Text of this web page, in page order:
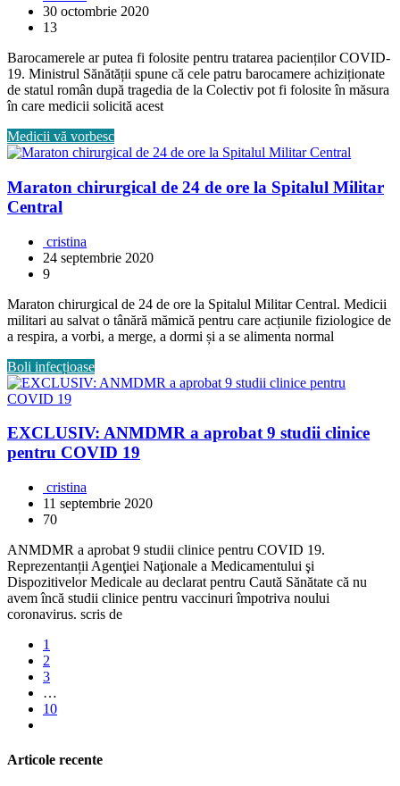
30 octombrie 2020
13
Barocamerele ar putea fi folosite pentru tratarea pacienților COVID-
19. Ministrul Sănătății spune că cele patru barocamere achiziționate
de statul român după tragedia de la Colectiv pot fi folosite în măsura
în care medicii solicită acest
Medicii vă vorbesc
Maraton chirurgical de 24 de ore la Spitalul Militar
Central
cristina
24 septembrie 2020
9
Maraton chirurgical de 24 de ore la Spitalul Militar Central. Medicii
militari au salvat o tânără mămică pentru care acțiunile fiziologice de
a respira, a vorbi, a merge, a dormi și a se alimenta normal
Boli infecțioase
EXCLUSIV: ANMDMR a aprobat 9 studii clinice
pentru COVID 19
cristina
11 septembrie 2020
70
ANMDMR a aprobat 9 studii clinice pentru COVID 19.
Reprezentanții Agenţiei Naţionale a Medicamentului şi
Dispozitivelor Medicale au declarat pentru Caută Sănătate că nu
avem încă studii clinice pentru vaccinuri împotriva noului
coronavirus. scris de
1
2
3
…
10
Articole recente